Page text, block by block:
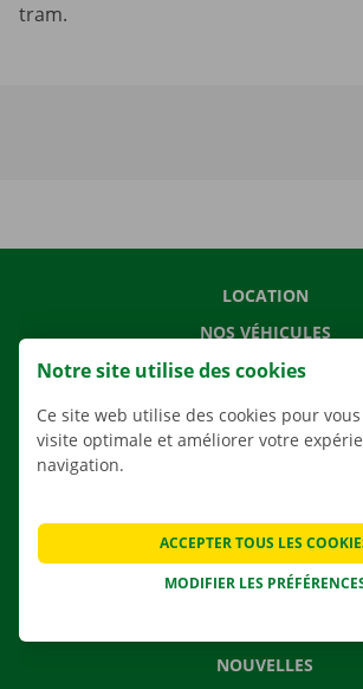
tram.
LOCATION
NOS VÉHICULES
NOS SERVICES
AGENCES
APPLI
CONTACTEZ NOUS
NOUVELLES
Notre site utilise des cookies
Ce site web utilise des cookies pour
visite optimale et améliorer votre
navigation.
MODIFIER LES
ACCEPTER TOUS LES